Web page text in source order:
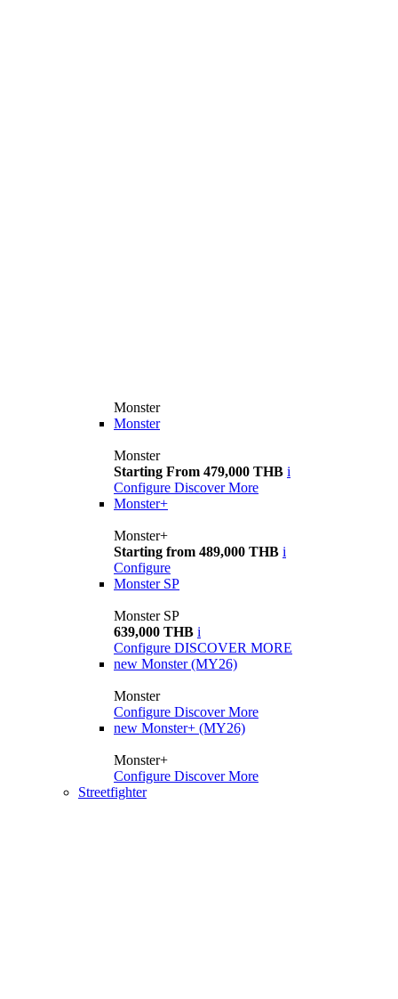
Monster
Monster
Monster
Starting From 479,000 THB i
Configure Discover More
Monster+
Monster+
Starting from 489,000 THB i
Configure
Monster SP
Monster SP
639,000 THB i
Configure DISCOVER MORE
new Monster (MY26)
Monster
Configure Discover More
new Monster+ (MY26)
Monster+
Configure Discover More
Streetfighter